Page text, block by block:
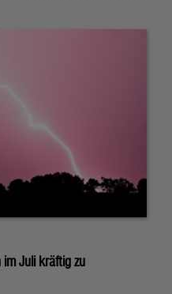
Juli kräftig zu